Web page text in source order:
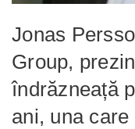
Jonas
Group,
îndrăzneață
ani, una